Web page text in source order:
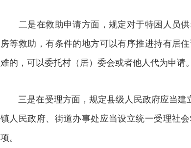
二是在救助申请方面，规定对于特困人员供
房等救助，有条件的地方可以有序推进持有居
难的，可以委托村（居）委会或者他人代为申请。
三是在受理方面，规定县级人民政府应当建
镇人民政府、街道办事处应当设立统一受理社
项。